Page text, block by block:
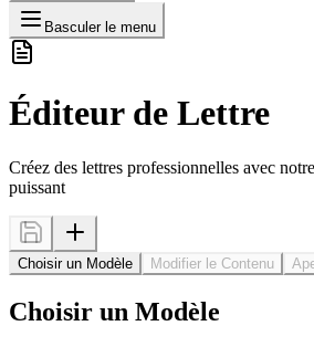
Basculer le menu
Éditeur de Lettre
Créez des lettres professionnelles avec
puissant
Choisir un Modèle Modifier le Contenu
Choisir un Modèle